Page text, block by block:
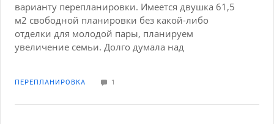
варианту перепланировки. Имеется двушка 61,5
м2 свободной планировки без какой-либо
отделки для молодой пары, планируем
увеличение семьи. Долго думала над
картинки с планировкой стандартной от
ПЕРЕПЛАНИРОВКА 1